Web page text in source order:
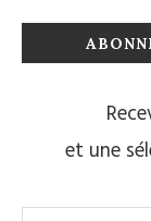
et une